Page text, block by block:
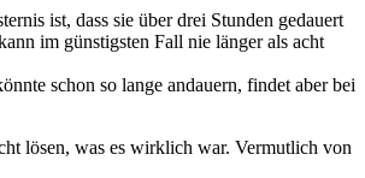
ist, dass sie über drei Stunden gedauert
im günstigsten Fall nie länger als acht
schon so lange andauern, findet aber bei
lösen, was es wirklich war. Vermutlich von